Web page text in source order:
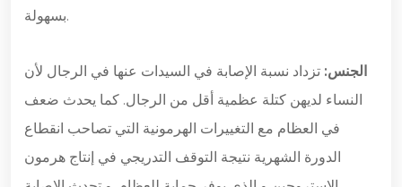
بسهولة.
الجنس: تزداد نسبة الإصابة في السيدات عنها في الرجال لأن
النساء لديهن كتلة عظمية أقل من الرجال. كما يحدث ضعف
في العظام مع التغييرات الهرمونية التي تصاحب انقطاع
الدورة الشهرية نتيجة التوقف التدريجي في إنتاج هرمون